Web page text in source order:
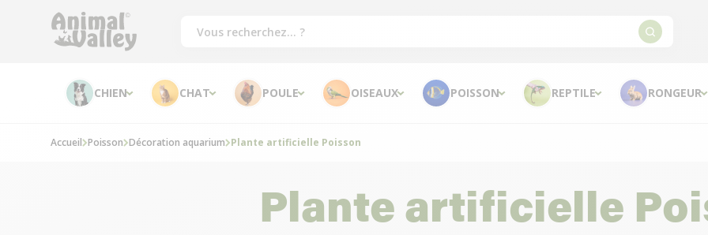
CHIEN CHAT POULE OISEAUX POISSON REPTILE RONGEUR
Accueil Poisson Décoration aquarium Plante artificielle Poisson
Plante artificielle